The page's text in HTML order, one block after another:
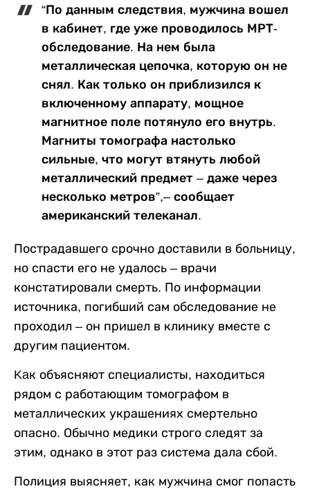
“По данным следствия, мужчина вошел
в кабинет, где уже проводилось МРТ-
обследование. На нем была
металлическая цепочка, которую он не
снял. Как только он приблизился к
включенному аппарату, мощное
магнитное поле потянуло его внутрь.
Магниты томографа настолько
сильные, что могут втянуть любой
металлический предмет – даже через
несколько метров”,– сообщает
американский телеканал.
Пострадавшего срочно доставили в больницу,
но спасти его не удалось – врачи
констатировали смерть. По информации
источника, погибший сам обследование не
проходил – он пришел в клинику вместе с
другим пациентом.
Kaк объясняют специалисты, находиться
рядом с работающим томографом в
металлических украшениях смертельно
опасно. Обычно медики строго следят за
этим, однако в этот раз система дала сбой.
Полиция выясняет, как мужчина смог попасть